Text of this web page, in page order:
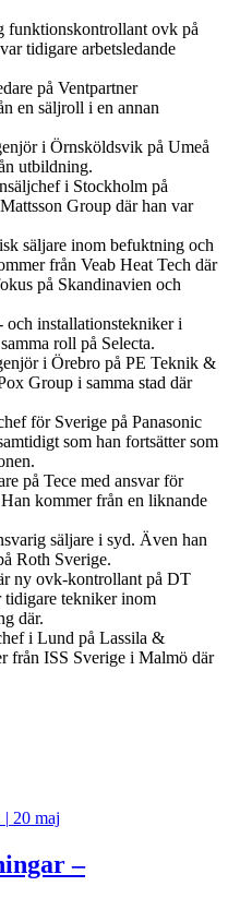
funktionskontrollant ovk på
tidigare arbetsledande
på Ventpartner
en säljroll i en annan
i Örnsköldsvik på Umeå
utbildning.
i Stockholm på
Group där han var
säljare inom befuktning och
från Veab Heat Tech där
på Skandinavien och
och installationstekniker i
roll på Selecta.
i Örebro på PE Teknik &
Group i samma stad där
för Sverige på Panasonic
som han fortsätter som
på Tece med ansvar för
kommer från en liknande
säljare i syd. Även han
Roth Sverige.
ny ovk-kontrollant på DT
tekniker inom
där.
i Lund på Lassila &
från ISS Sverige i Malmö där
| 20 maj
–